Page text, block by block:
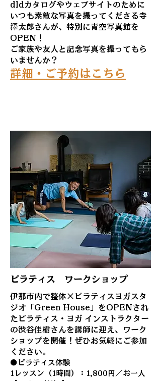
dldカタログやウェブサイトのために
いつも素敵な写真を撮ってくださる寺
澤太郎さんが、特別に青空写真館を
OPEN！
ご家族や友人と記念写真を撮ってもら
いませんか？
​詳細・ご予約はこちら
ピラティス ワークショップ
伊那市内で整体×ピラティスヨガスタ
ジオ「Green House」をOPENされ
たピラティス・ヨガ インストラクター
の渋谷佳樹さんを講師に迎え、ワーク
ショップを開催！ぜひお気軽にご参加
ください。
●ピラティス体験
1レッスン（1時間）：1,800円／お一人